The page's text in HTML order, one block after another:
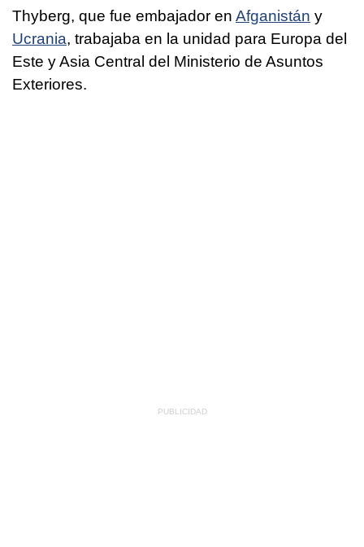
Thyberg, que fue embajador en Afganistán y
Ucrania, trabajaba en la unidad para Europa del
Este y Asia Central del Ministerio de Asuntos
Exteriores.